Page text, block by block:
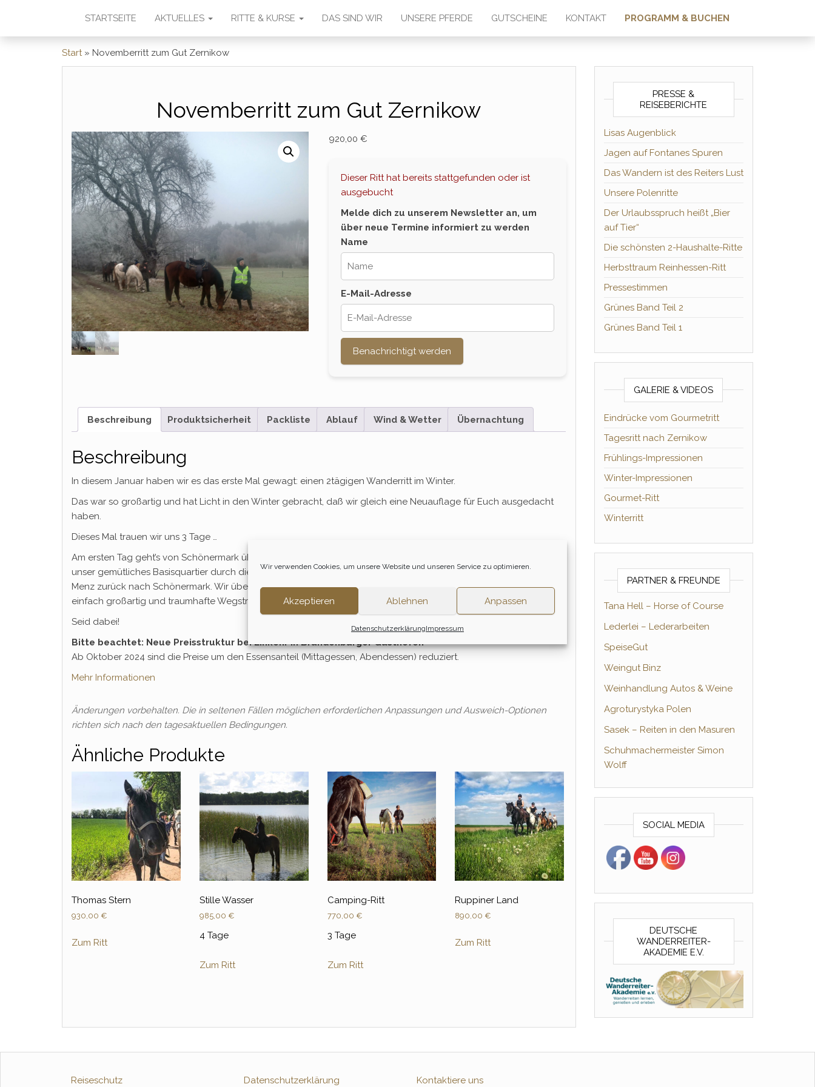
Wir verwenden Cookies, um unsere Website und unseren Service zu optimieren.
Akzeptieren Ablehnen Anpassen
DatenschutzerklärungImpressum
STARTSEITE AKTUELLES RITTE & KURSE DAS SIND WIR UNSERE PFERDE GUTSCHEINE KONTAKT PROGRAMM & BUCHEN
Start» Novemberritt zum Gut Zernikow
Novemberritt zum Gut Zernikow
920,00€
Dieser Ritt hat bereits stattgefunden oder ist
ausgebucht
Melde dich zu unserem Newsletter an, um
über neue Termine informiert zu werden
Name
E-Mail-Adresse
Benachrichtigt werden
Beschreibung Produktsicherheit Packliste Ablauf Wind & Wetter Übernachtung
Beschreibung
In diesem Januar haben wir es das erste Mal gewagt: einen 2tägigen Wanderritt im Winter.
Das war so großartig und hat Licht in den Winter gebracht, daß wir gleich eine Neuauflage für Euch ausgedacht
haben.
Dieses Mal trauen wir uns 3 Tage …
Am ersten Tag geht’s von Schönermark über – voraussichtlich – Dollgow nach Zernikow. Am zweiten Tag rund um
unser gemütliches Basisquartier durch die märkischen Wälder. Und am dritten Tag lenken wir unsere Rösser über
Menz zurück nach Schönermark. Wir übernachten im historischen Gut Zernikow. Unterkunft und Gastgeber sind
einfach großartig und traumhafte Wegstrecken!
Seid dabei!
Bitte beachtet: Neue Preisstruktur bei Einkehr in Brandenburger Gasthöfen
Ab Oktober 2024 sind die Preise um den Essensanteil (Mittagessen, Abendessen) reduziert.
Mehr Informationen
Änderungen vorbehalten. Die in seltenen Fällen möglichen erforderlichen Anpassungen und Ausweich-Optionen
richten sich nach den tagesaktuellen Bedingungen.
Ähnliche Produkte
Thomas Stern
930,00 €
Zum Ritt
Stille Wasser
985,00 €
4 Tage
Zum Ritt
Camping-Ritt
770,00 €
3 Tage
Zum Ritt
Ruppiner Land
890,00 €
Zum Ritt
PRESSE &
REISEBERICHTE
Lisas Augenblick
Jagen auf Fontanes Spuren
Das Wandern ist des Reiters Lust
Unsere Polenritte
Der Urlaubsspruch heißt „Bier
auf Tier“
Die schönsten 2-Haushalte-Ritte
Herbsttraum Reinhessen-Ritt
Pressestimmen
Grünes Band Teil 2
Grünes Band Teil 1
GALERIE & VIDEOS
Eindrücke vom Gourmetritt
Tagesritt nach Zernikow
Frühlings-Impressionen
Winter-Impressionen
Gourmet-Ritt
Winterritt
PARTNER & FREUNDE
Tana Hell – Horse of Course
Lederlei – Lederarbeiten
SpeiseGut
Weingut Binz
Weinhandlung Autos & Weine
Agroturystyka Polen
Sasek – Reiten in den Masuren
Schuhmachermeister Simon
Wolff
SOCIAL MEDIA
DEUTSCHE
WANDERREITER-
AKADEMIE E.V.
Reiseschutz Datenschutzerklärung Kontaktiere uns